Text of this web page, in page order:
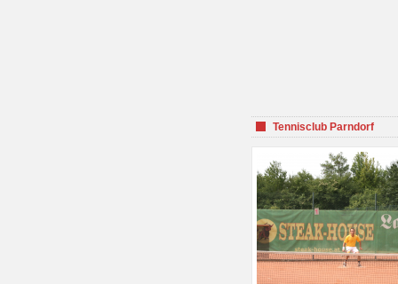
Tennisclub Parndorf